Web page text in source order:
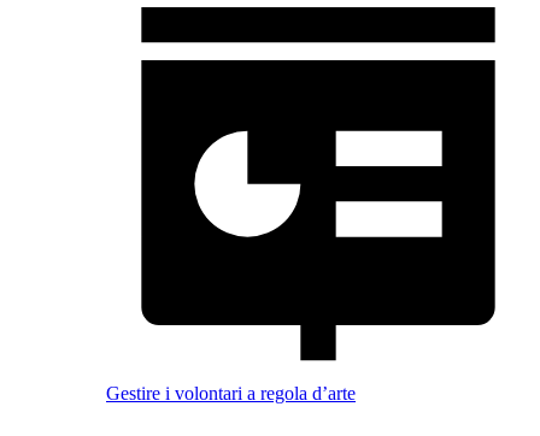
Gestire i volontari a regola d’arte